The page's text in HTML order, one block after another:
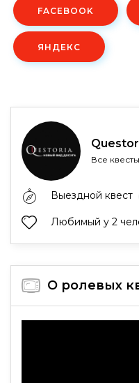
FACEBOOK
ЯНДЕКС
Все
Выездной квест
Любимый у 2
О ролевых